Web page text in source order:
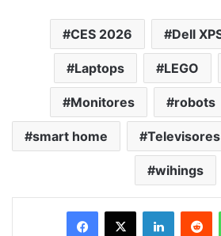
CES 2026 Dell
Laptops LEGO
Monitores robots
smart home Televisores
wihings
LinkedIn